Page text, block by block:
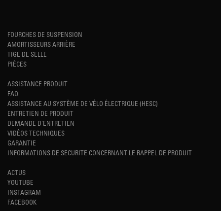
FOURCHES DE SUSPENSION
AMORTISSEURS ARRIÈRE
TIGE DE SELLE
PIÈCES
ASSISTANCE PRODUIT
FAQ
ASSISTANCE AU SYSTÈME DE VÉLO ÉLECTRIQUE (HESC)
ENTRETIEN DE PRODUIT
DEMANDE D'ENTRETIEN
VIDÉOS TECHNIQUES
GARANTIE
INFORMATIONS DE SECURITE CONCERNANT LE RAPPEL DE PRODUIT
ACTUS
YOUTUBE
INSTAGRAM
FACEBOOK